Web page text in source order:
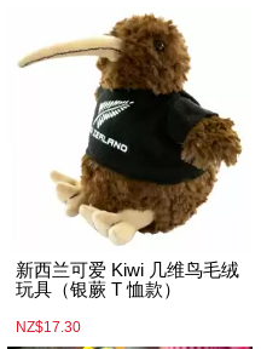
新西兰可爱 Kiwi 几维鸟毛绒
玩具（银蕨 T 恤款）
NZ$17.30